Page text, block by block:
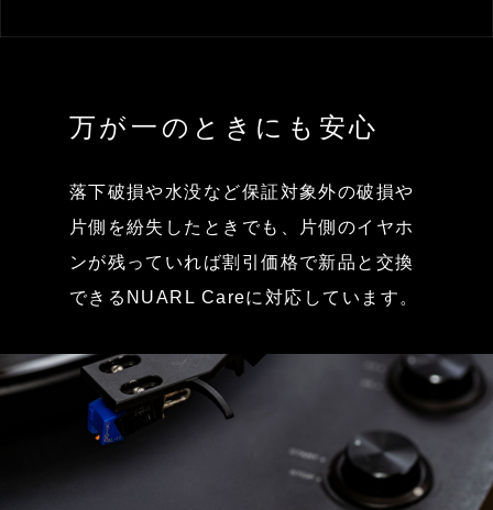
万が一のときにも安心
落下破損や水没など保証対象外の破損や
片側を紛失したときでも、片側のイヤホ
ンが残っていれば割引価格で新品と交換
できるNUARL Careに対応しています。